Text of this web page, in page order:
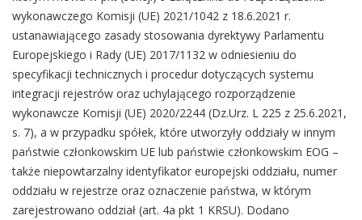
wykonawczego Komisji (UE) 2021/1042 z 18.6.2021 r.
ustanawiającego zasady stosowania dyrektywy Parlamentu
Europejskiego i Rady (UE) 2017/1132 w odniesieniu do
specyfikacji technicznych i procedur dotyczących systemu
integracji rejestrów oraz uchylającego rozporządzenie
wykonawcze Komisji (UE) 2020/2244 (Dz.Urz. L 225 z 25.6.2021,
s. 7), a w przypadku spółek, które utworzyły oddziały w innym
państwie członkowskim UE lub państwie członkowskim EOG –
także niepowtarzalny identyfikator europejski oddziału, numer
oddziału w rejestrze oraz oznaczenie państwa, w którym
zarejestrowano oddział (art. 4a pkt 1 KRSU). Dodano